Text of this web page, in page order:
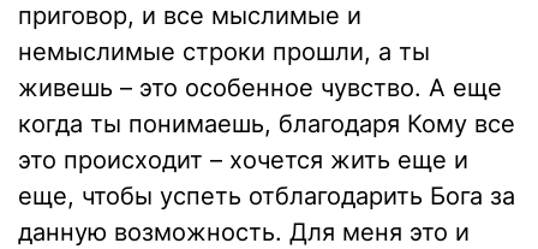
приговор, и все мыслимые и
немыслимые строки прошли, а ты
живешь – это особенное чувство. А еще
когда ты понимаешь, благодаря Кому все
это происходит – хочется жить еще и
еще, чтобы успеть отблагодарить Бога за
данную возможность. Для меня это и